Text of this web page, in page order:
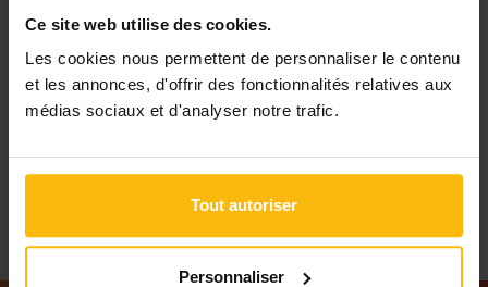
Ce site web utilise des cookies.
Les cookies nous permettent de personnaliser le contenu
et les annonces, d'offrir des fonctionnalités relatives aux
médias sociaux et d'analyser notre trafic.
Tout autoriser
Personnaliser
ABONNEZ-VOUS À MONASBL.BE OU CONNECTEZ-
VOUS À VOTRE COMPTE.
QUESTION